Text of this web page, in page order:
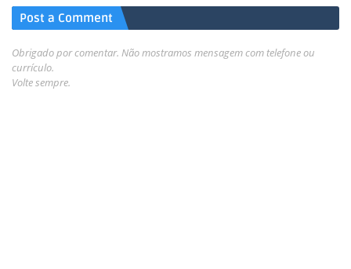
Post a Comment
Obrigado por comentar. Não mostramos mensagem com telefone ou
currículo.
Volte sempre.